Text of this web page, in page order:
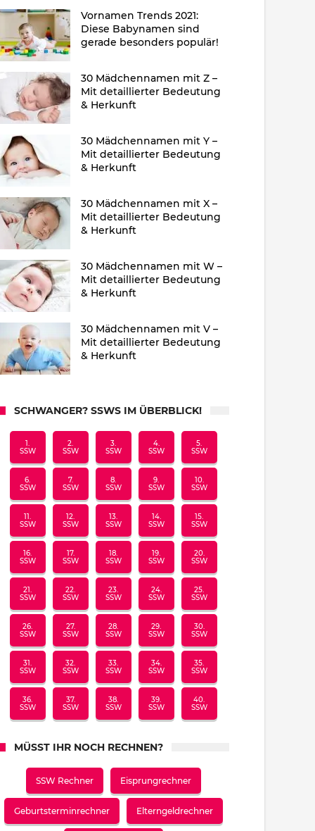
Vornamen Trends 2021:
Diese Babynamen sind
gerade besonders populär!
30 Mädchennamen mit Z –
Mit detaillierter Bedeutung
& Herkunft
30 Mädchennamen mit Y –
Mit detaillierter Bedeutung
& Herkunft
30 Mädchennamen mit X –
Mit detaillierter Bedeutung
& Herkunft
30 Mädchennamen mit W –
Mit detaillierter Bedeutung
& Herkunft
30 Mädchennamen mit V –
Mit detaillierter Bedeutung
& Herkunft
SCHWANGER? SSWS IM ÜBERBLICK!
1.
SSW
2.
SSW
3.
SSW
4.
SSW
5.
SSW
6.
SSW
7.
SSW
8.
SSW
9.
SSW
10.
SSW
11.
SSW
12.
SSW
13.
SSW
14.
SSW
15.
SSW
16.
SSW
17.
SSW
18.
SSW
19.
SSW
20.
SSW
21.
SSW
22.
SSW
23.
SSW
24.
SSW
25.
SSW
26.
SSW
27.
SSW
28.
SSW
29.
SSW
30.
SSW
31.
SSW
32.
SSW
33.
SSW
34.
SSW
35.
SSW
36.
SSW
37.
SSW
38.
SSW
39.
SSW
40.
SSW
MÜSST IHR NOCH RECHNEN?
SSW Rechner Eisprungrechner
Geburtsterminrechner Elterngeldrechner